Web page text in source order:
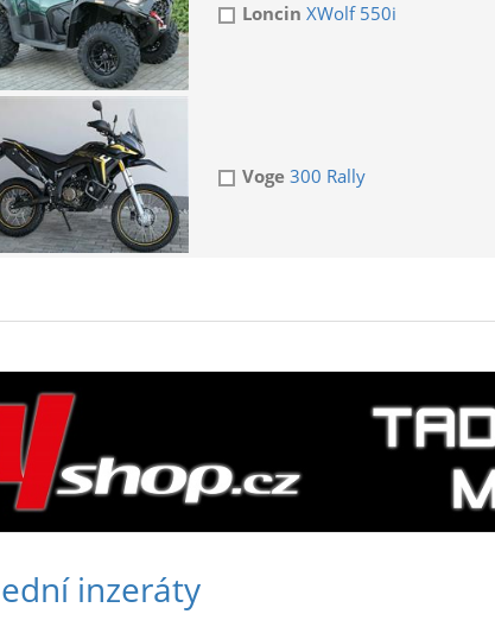
Loncin XWolf 550i
Voge300 Rally
inzeráty